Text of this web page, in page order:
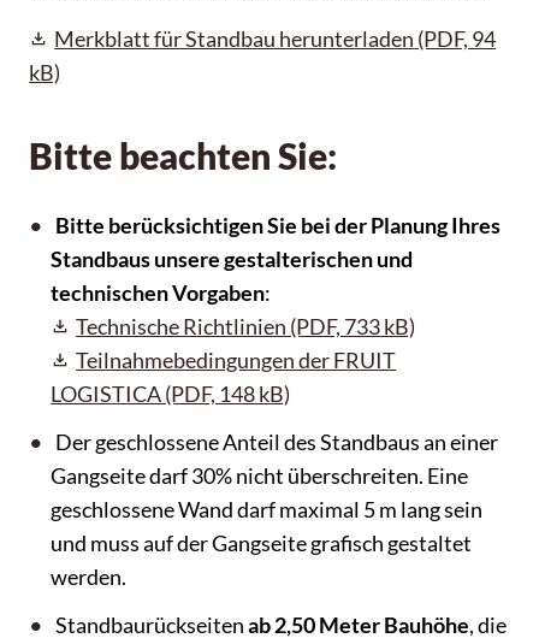
Merkblatt für Standbau herunterladen (PDF, 94
kB)
Bitte beachten Sie:
Bitte berücksichtigen Sie bei der Planung Ihres
Standbaus unsere gestalterischen und
technischen Vorgaben:
Technische Richtlinien (PDF, 733 kB)
Teilnahmebedingungen der FRUIT
LOGISTICA(PDF, 148 kB)
Der geschlossene Anteil des Standbaus an einer
Gangseite darf 30% nicht überschreiten. Eine
geschlossene Wand darf maximal 5 m lang sein
und muss auf der Gangseite grafisch gestaltet
werden.
Standbaurückseitenab 2,50 Meter Bauhöhe, die